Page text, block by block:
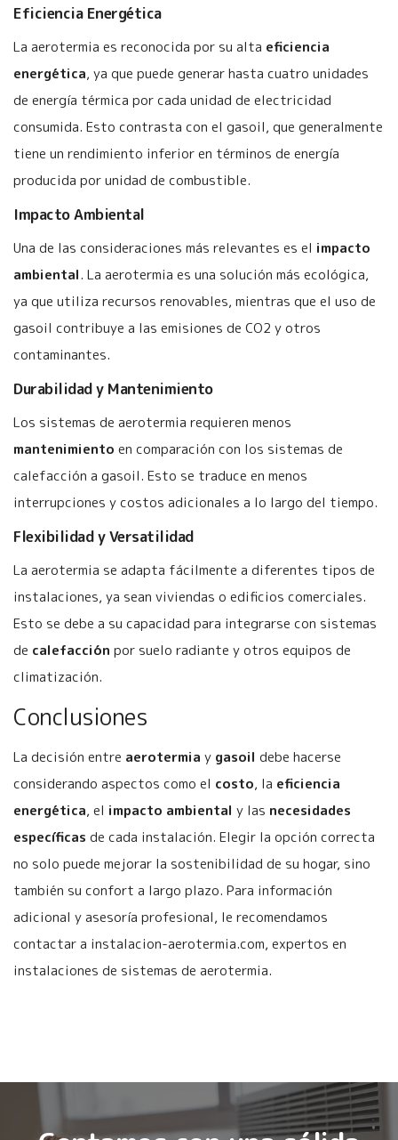
Eficiencia Energética
La aerotermia es reconocida por su alta eficiencia
energética, ya que puede generar hasta cuatro unidades
de energía térmica por cada unidad de electricidad
consumida. Esto contrasta con el gasoil, que generalmente
tiene un rendimiento inferior en términos de energía
producida por unidad de combustible.
Impacto Ambiental
Una de las consideraciones más relevantes es el impacto
ambiental. La aerotermia es una solución más ecológica,
ya que utiliza recursos renovables, mientras que el uso de
gasoil contribuye a las emisiones de CO2 y otros
contaminantes.
Durabilidad y Mantenimiento
Los sistemas de aerotermia requieren menos
mantenimiento en comparación con los sistemas de
calefacción a gasoil. Esto se traduce en menos
interrupciones y costos adicionales a lo largo del tiempo.
Flexibilidad y Versatilidad
La aerotermia se adapta fácilmente a diferentes tipos de
instalaciones, ya sean viviendas o edificios comerciales.
Esto se debe a su capacidad para integrarse con sistemas
de calefacción por suelo radiante y otros equipos de
climatización.
Conclusiones
La decisión entre aerotermia y gasoil debe hacerse
considerando aspectos como el costo, la eficiencia
energética, el impacto ambiental y las necesidades
específicas de cada instalación. Elegir la opción correcta
no solo puede mejorar la sostenibilidad de su hogar, sino
también su confort a largo plazo. Para información
adicional y asesoría profesional, le recomendamos
contactar a instalacion-aerotermia.com, expertos en
instalaciones de sistemas de aerotermia.